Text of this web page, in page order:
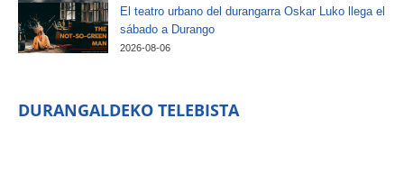
El teatro urbano del durangarra Oskar Luko llega el
sábado a Durango
2026-08-06
DURANGALDEKO TELEBISTA